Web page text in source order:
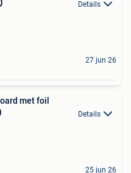
Details
27 jun 26
met foil
Details
25 jun 26